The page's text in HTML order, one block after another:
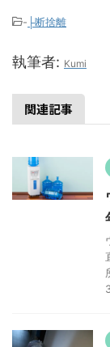
- ├断捨離
執筆者: Kumi
関連記事